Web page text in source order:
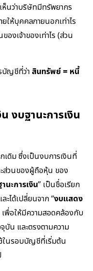
นว่าบริษัทมีทรัพยากร
ให้บุคคลภายนอกเท่าไร
งเจ้าของเท่าไร (ส่วน
บัญชีที่ว่า สินทรัพย์ = หนี้
งบฐานะการเงิน
เดิม ซึ่งเป็นงบการเงินที่
ส่วนของผู้ถือหุ้น ของ
นะการเงิน” เป็นชื่อเรียก
ละได้เปลี่ยนจาก “งบแสดง
เพื่อให้มีความสอดคล้องกับ
บัน และตรงตามความ
ในรอบบัญชีที่เริ่มต้น